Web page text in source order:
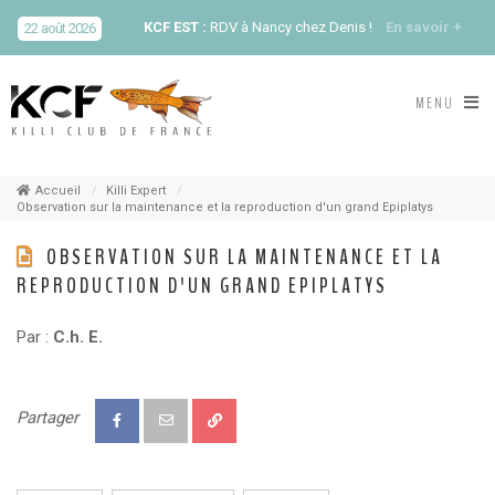
22 août 2026 KCF EST : RDV à Nancy chez Denis ! En savoir +
29 août 2026
KCF NORD : Réunion de Rentrée du KCF Nord En
savoir +
5-6 sep 2026
de la SKS 2026
12 sep 2026
KCF ÎLE DE FRANCE :Réunion KCF Ile de France
de Septembre En savoir +
12 sep 2026
13 sep 2026
savoir +
MENU
Accueil
Killi Expert
Observation sur la maintenance et la reproduction d'un grand Epiplatys
OBSERVATION SUR LA MAINTENANCE ET LA
REPRODUCTION D'UN GRAND EPIPLATYS
Par : C.h. E.
Partager